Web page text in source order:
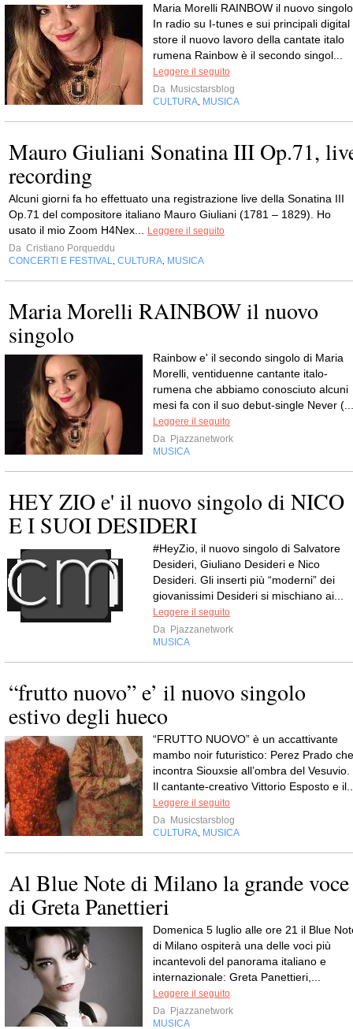
Maria Morelli RAINBOW il nuovo singolo
In radio su I-tunes e sui principali digital
store il nuovo lavoro della cantate italo
rumena Rainbow è il secondo singol...
Leggere il seguito
Da Musicstarsblog
CULTURA MUSICA
Mauro Giuliani Sonatina III Op.71,
recording
Alcuni giorni fa ho effettuato una registrazione live della Sonatina III
Op.71 del compositore italiano Mauro Giuliani (1781 – 1829). Ho
usato il mio Zoom H4Nex...
Leggere il seguito
Da Cristiano Porqueddu
CONCERTI E FESTIVAL CULTURA MUSICA
Maria Morelli RAINBOW il nuovo
singolo
Rainbow e' il secondo singolo di Maria
Morelli, ventiduenne cantante italo-
rumena che abbiamo conosciuto alcuni
mesi fa con il suo debut-single Never
Leggere il seguito
Da Pjazzanetwork
MUSICA
HEY ZIO e' il nuovo singolo di NICO
E I SUOI DESIDERI
#HeyZio, il nuovo singolo di Salvatore
Desideri, Giuliano Desideri e Nico
Desideri. Gli inserti più “moderni” dei
giovanissimi Desideri si mischiano ai...
Leggere il seguito
Da Pjazzanetwork
MUSICA
“frutto nuovo” e’ il nuovo singolo
estivo degli hueco
“FRUTTO NUOVO” è un accattivante
mambo noir futuristico: Perez Prado che
incontra Siouxsie all’ombra del Vesuvio.
Il cantante-creativo Vittorio Esposto e
Leggere il seguito
Da Musicstarsblog
CULTURA MUSICA
Al Blue Note di Milano la grande voce
di Greta Panettieri
Domenica 5 luglio alle ore 21 il Blue
di Milano ospiterà una delle voci più
incantevoli del panorama italiano e
internazionale: Greta Panettieri,...
Leggere il seguito
Da Pjazzanetwork
MUSICA